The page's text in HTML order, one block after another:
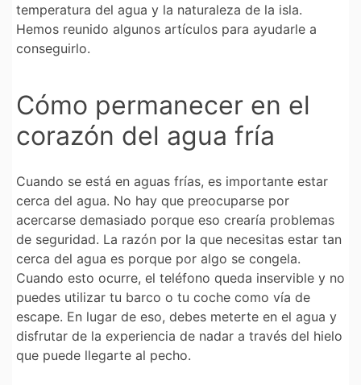
temperatura del agua y la naturaleza de la isla.
Hemos reunido algunos artículos para ayudarle a
conseguirlo.
Cómo permanecer en el
corazón del agua fría
Cuando se está en aguas frías, es importante estar
cerca del agua. No hay que preocuparse por
acercarse demasiado porque eso crearía problemas
de seguridad. La razón por la que necesitas estar tan
cerca del agua es porque por algo se congela.
Cuando esto ocurre, el teléfono queda inservible y no
puedes utilizar tu barco o tu coche como vía de
escape. En lugar de eso, debes meterte en el agua y
disfrutar de la experiencia de nadar a través del hielo
que puede llegarte al pecho.